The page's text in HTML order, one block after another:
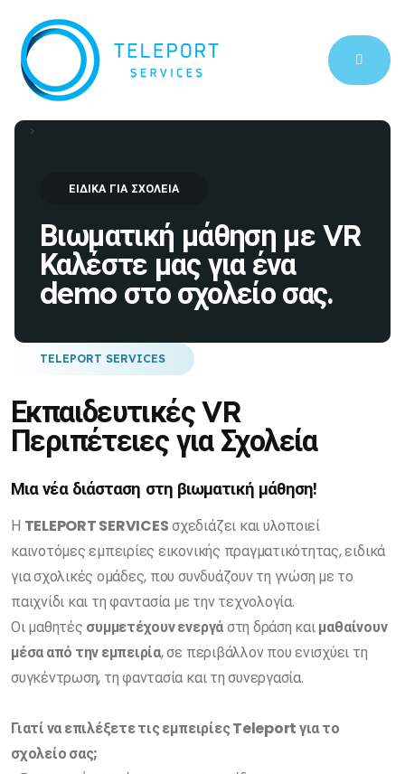
>
ΕΙΔΙΚΑ ΓΙΑ ΣΧΟΛΕΙΑ
Βιωματική μάθηση με VR
Καλέστε μας για ένα
demo στο σχολείο σας.
TELEPORT SERVICES
Εκπαιδευτικές VR
Περιπέτειες για Σχολεία
Μια νέα διάσταση στη βιωματική μάθηση!
Η TELEPORT SERVICESσχεδιάζει και υλοποιεί
καινοτόμες εμπειρίες εικονικής πραγματικότητας, ειδικά
για σχολικές ομάδες, που συνδυάζουν τη γνώση με το
παιχνίδι και τη φαντασία με την τεχνολογία.
Οι μαθητές συμμετέχουν ενεργάστη δράση καιμαθαίνουν
μέσα από την εμπειρία, σε περιβάλλον που ενισχύει τη
συγκέντρωση, τη φαντασία και τη συνεργασία.
Γιατί να επιλέξετε τις εμπειρίες Teleport για το
σχολείο σας;